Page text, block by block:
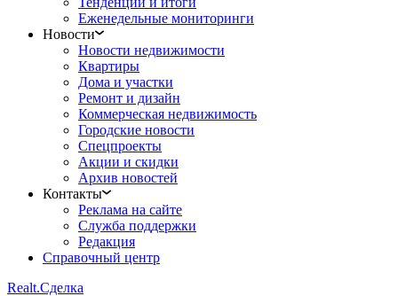
Еженедельные мониторинги
Новости
Новости недвижимости
Квартиры
Дома и участки
Ремонт и дизайн
Коммерческая недвижимость
Городские новости
Спецпроекты
Акции и скидки
Архив новостей
Контакты
Реклама на сайте
Служба поддержки
Редакция
Справочный центр
Realt.Сделка